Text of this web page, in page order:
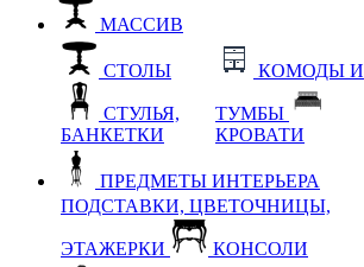
МАССИВ
СТОЛЫ
СТУЛЬЯ,
БАНКЕТКИ
КОМОДЫ И
ТУМБЫ
КРОВАТИ
ПРЕДМЕТЫ ИНТЕРЬЕРА
ПОДСТАВКИ, ЦВЕТОЧНИЦЫ,
ЭТАЖЕРКИ КОНСОЛИ